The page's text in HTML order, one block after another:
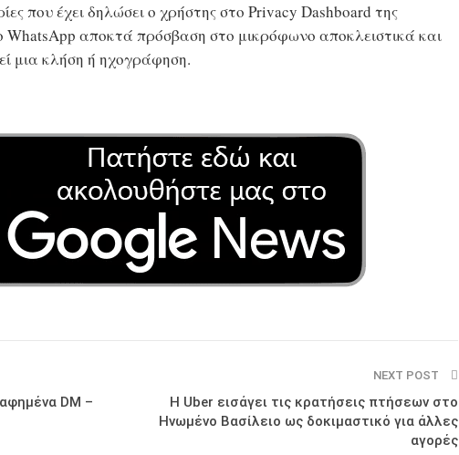
που έχει δηλώσει ο χρήστης στο Privacy Dashboard της
WhatsApp αποκτά πρόσβαση στο μικρόφωνο αποκλειστικά και
μια κλήση ή ηχογράφηση.
DΜ –
NEXT POST
Η Uber εισάγει τις κρατήσεις πτήσεων στο
Ηνωμένο Βασίλειο ως δοκιμαστικό για άλλες
αγορές